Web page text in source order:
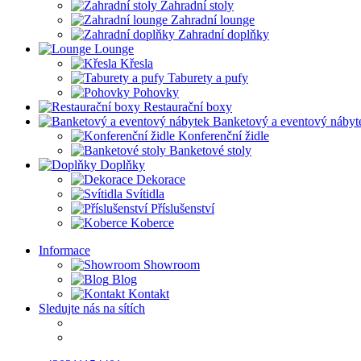
Zahradní stoly
Zahradní lounge
Zahradní doplňky
Lounge
Křesla
Taburety a pufy
Pohovky
Restaurační boxy
Banketový a eventový
Konferenční židle
Banketové stoly
Doplňky
Dekorace
Svítidla
Příslušenství
Koberce
Informace
Showroom
Blog
Kontakt
Sledujte nás na sítích